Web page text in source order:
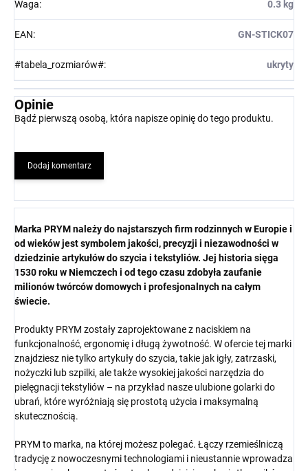
Waga: 0.3 kg
EAN: GN-STICK07
#tabela_rozmiarów#: ukryty
Opinie
Bądź pierwszą osobą, która napisze opinię do tego produktu.
Dodaj komentarz
Marka PRYM należy do najstarszych firm rodzinnych w Europie i
od wieków jest symbolem jakości, precyzji i niezawodności w
dziedzinie artykułów do szycia i tekstyliów. Jej historia sięga
1530 roku w Niemczech i od tego czasu zdobyła zaufanie
milionów twórców domowych i profesjonalnych na całym
świecie.
Produkty PRYM zostały zaprojektowane z naciskiem na
funkcjonalność, ergonomię i długą żywotność. W ofercie tej marki
znajdziesz nie tylko artykuły do szycia, takie jak igły, zatrzaski,
nożyczki lub szpilki, ale także wysokiej jakości narzędzia do
pielęgnacji tekstyliów – na przykład nasze ulubione golarki do
ubrań, które wyróżniają się prostotą użycia i maksymalną
skutecznością.
PRYM to marka, na której możesz polegać. Łączy rzemieślniczą
tradycję z nowoczesnymi technologiami i nieustannie wprowadza